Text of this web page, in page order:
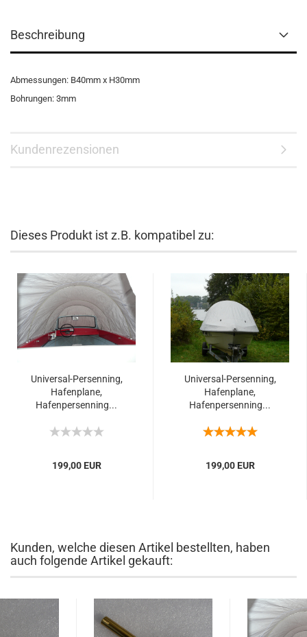
Beschreibung
Abmessungen: B40mm x H30mm
Bohrungen: 3mm
Kundenrezensionen
Dieses Produkt ist z.B. kompatibel zu:
Universal-Persenning,
Hafenplane,
Hafenpersenning...
199,00 EUR
Universal-Persenning,
Hafenplane,
Hafenpersenning...
199,00 EUR
Kunden, welche diesen Artikel bestellten, haben
auch folgende Artikel gekauft: